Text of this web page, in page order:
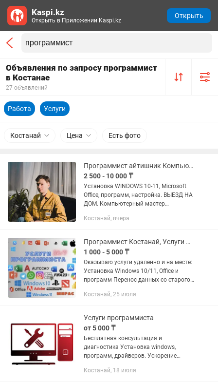
Объявления по запросу программист
в Костанае
27 объявлений
Работа Услуги
Костанай Цена Есть фото
Программист айтишник Компьютерный мастер Выезд и онлайн
2 500 - 10 000 ₸
Установка WINDOWS 10-11, Microsoft
Office, программ, настройка. ВЫЕЗД НА
ДОМ. Компьютерный мастер
опыт работы. Выезжаю по городу в
Костанай, вчера
Программист Костанай, Услуги Программиста 24/7, ворд , office,windows и тд
1 000 - 5 000 ₸
Оказываю услуги удаленно и на месте:
Установка Windows 10/11, Office и
программ Перенос данных со старого
принтера и настройка драйверов
Костанай, 25 июля
Услуги программиста
от 5 000 ₸
Бесплатная консультация и
диагностика Установка windows,
программ, драйверов. Ускорение
Ремонт компьютеров и ноутбуков.
Костанай, 18 июля
Kaspi.kz
Открыть в Приложении Kaspi.kz
Открыть